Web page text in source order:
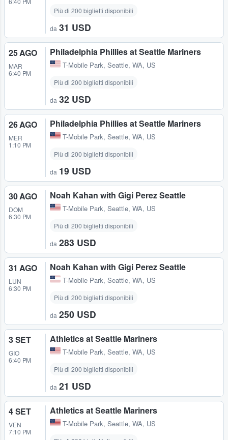
Più di 200 biglietti disponibili
da 31 USD
25 AGO
MAR
6:40 PM
Philadelphia Phillies at Seattle Mariners
T-Mobile Park, Seattle, WA, US
Più di 200 biglietti disponibili
da 32 USD
26 AGO
MER
1:10 PM
Philadelphia Phillies at Seattle Mariners
T-Mobile Park, Seattle, WA, US
Più di 200 biglietti disponibili
da 19 USD
30 AGO
DOM
6:30 PM
Noah Kahan with Gigi Perez Seattle
T-Mobile Park, Seattle, WA, US
Più di 200 biglietti disponibili
da 283 USD
31 AGO
LUN
6:30 PM
Noah Kahan with Gigi Perez Seattle
T-Mobile Park, Seattle, WA, US
Più di 200 biglietti disponibili
da 250 USD
3 SET
GIO
6:40 PM
Athletics at Seattle Mariners
T-Mobile Park, Seattle, WA, US
Più di 200 biglietti disponibili
da 21 USD
4 SET
VEN
7:10 PM
Athletics at Seattle Mariners
T-Mobile Park, Seattle, WA, US